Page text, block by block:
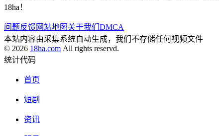
18ha！
问题反馈网站地图 关于我们 DMCA
本站内容由采集系统自动生成，我们不存储任何视频文件
© 2026 18ha.com All rights reservd.
统计代码
首页
短剧
资讯